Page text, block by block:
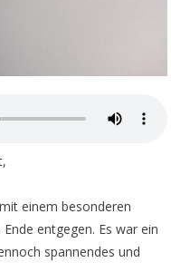
einem besonderen
entgegen. Es war ein
spannendes und